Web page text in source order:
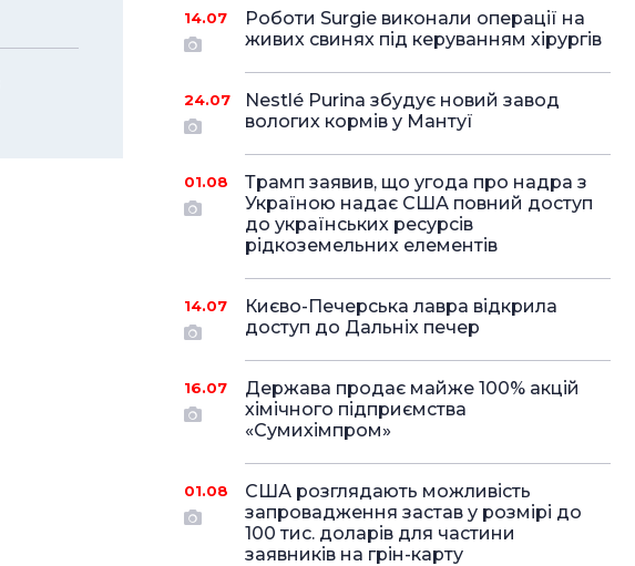
14.07
Роботи Surgie виконали операції на
живих свинях під керуванням хірургів
24.07
Nestlé Purina збудує новий завод
вологих кормів у Мантуї
01.08
Трамп заявив, що угода про надра з
Україною надає США повний доступ
до українських ресурсів
рідкоземельних елементів
14.07
Києво-Печерська лавра відкрила
доступ до Дальніх печер
16.07
Держава продає майже 100% акцій
хімічного підприємства
«Сумихімпром»
01.08
США розглядають можливість
запровадження застав у розмірі до
100 тис. доларів для частини
заявників на грін-карту